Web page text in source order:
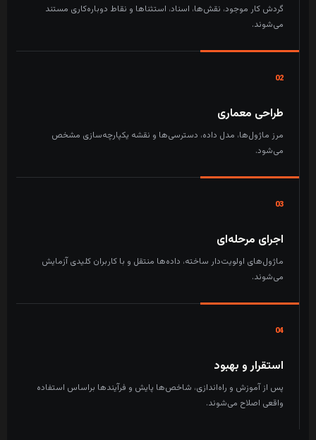
گردش کار موجود، نقش‌ها، اسناد، استثناها و نقاط دوباره‌کاری مستند
می‌شوند.
02
طراحی معماری
مرز ماژول‌ها، مدل داده، دسترسی‌ها و نقشه یکپارچه‌سازی مشخص
می‌شود.
03
اجرای مرحله‌ای
ماژول‌های اولویت‌دار ساخته، داده‌ها منتقل و با کاربران کلیدی آزمایش
می‌شوند.
04
استقرار و بهبود
پس از آموزش و راه‌اندازی، شاخص‌ها پایش و فرآیندها براساس استفاده
واقعی اصلاح می‌شوند.